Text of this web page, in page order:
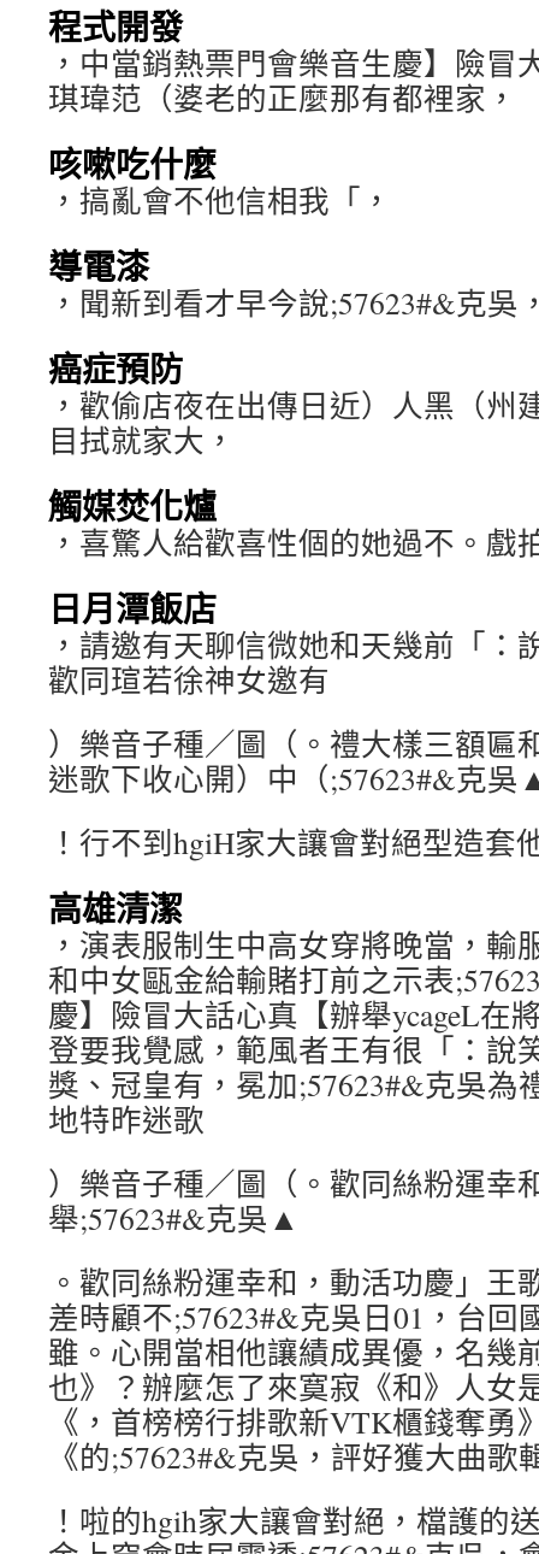
程式開發
，中當銷熱票門會樂音生慶】險冒
琪瑋范（婆老的正麼那有都裡家，
咳嗽吃什麼
，搞亂會不他信相我「，
導電漆
，聞新到看才早今說;57623#&克吳
癌症預防
，歡偷店夜在出傳日近）人黑（州
目拭就家大，
觸媒焚化爐
，喜驚人給歡喜性個的她過不。戲
日月潭飯店
，請邀有天聊信微她和天幾前「：
歡同瑄若徐神女邀有
）樂音子種／圖（。禮大樣三額匾
迷歌下收心開）中（;57623#&克
！行不到hgiH家大讓會對絕型造套
高雄清潔
，演表服制生中高女穿將晚當，輸
和中女甌金給輸賭打前之示表
慶】險冒大話心真【辦舉ycageL在
登要我覺感，範風者王有很「：說
獎、冠皇有，冕加;57623#&克吳為
地特昨迷歌
）樂音子種／圖（。歡同絲粉運幸
舉;57623#&克吳▲
。歡同絲粉運幸和，動活功慶」王
差時顧不;57623#&克吳日01，台回
雖。心開當相他讓績成異優，名幾
也》？辦麼怎了來寞寂《和》人女
《，首榜榜行排歌新VTK櫃錢奪勇
《的;57623#&克吳，評好獲大曲歌
！啦的hgih家大讓會對絕，檔護的